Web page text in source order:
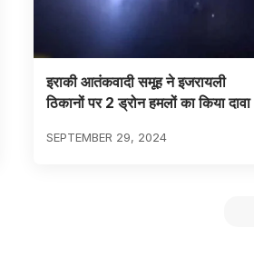
इराकी आतंकवादी समूह ने इजरायली
ठिकानों पर 2 ड्रोन हमलों का किया दावा
SEPTEMBER 29, 2024